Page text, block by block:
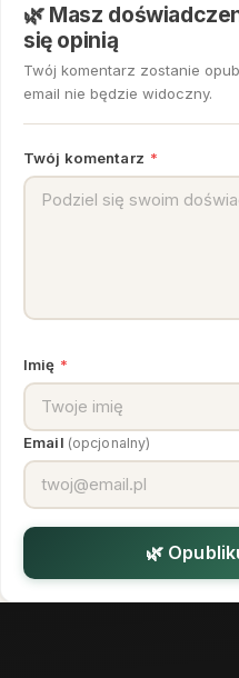
🌿 Masz
się opinią
Twój komentarz zostanie
email nie będzie widoczny.
Twój komentarz *
Imię *
Email (opcjonalny)
🌿